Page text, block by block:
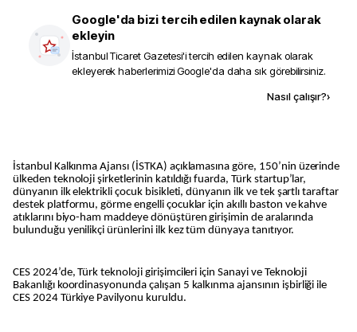
Google'da bizi tercih edilen kaynak olarak
ekleyin
İstanbul Ticaret Gazetesi'i tercih edilen kaynak olarak
ekleyerek haberlerimizi Google'da daha sık görebilirsiniz.
Nasıl çalışır?›
İstanbul Kalkınma Ajansı (İSTKA) açıklamasına göre, 150’nin üzerinde
ülkeden teknoloji şirketlerinin katıldığı fuarda, Türk startup’lar,
dünyanın ilk elektrikli çocuk bisikleti, dünyanın ilk ve tek şartlı taraftar
destek platformu, görme engelli çocuklar için akıllı baston ve kahve
atıklarını biyo-ham maddeye dönüştüren girişimin de aralarında
bulunduğu yenilikçi ürünlerini ilk kez tüm dünyaya tanıtıyor.
CES 2024’de, Türk teknoloji girişimcileri için Sanayi ve Teknoloji
Bakanlığı koordinasyonunda çalışan 5 kalkınma ajansının işbirliği ile
CES 2024 Türkiye Pavilyonu kuruldu.